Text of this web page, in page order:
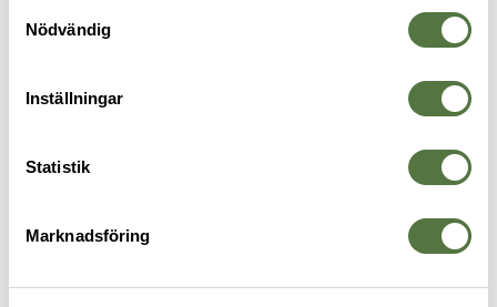
Nödvändig
Inställningar
Statistik
Marknadsföring
FICKOR & HÅLLARE